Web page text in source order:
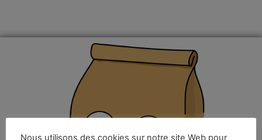
Nous utilisons des cookies sur notre site Web pour